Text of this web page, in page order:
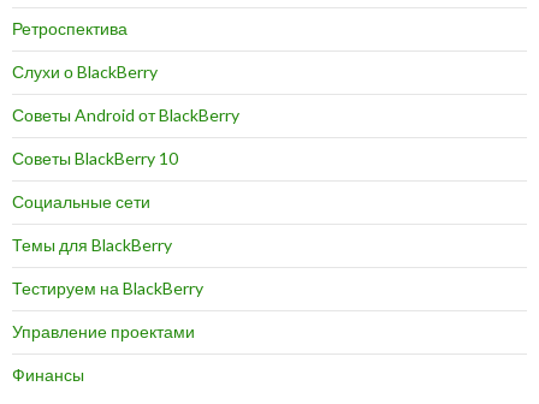
Ретроспектива
Слухи о BlackBerry
Советы Android от BlackBerry
Советы BlackBerry 10
Социальные сети
Темы для BlackBerry
Тестируем на BlackBerry
Управление проектами
Финансы